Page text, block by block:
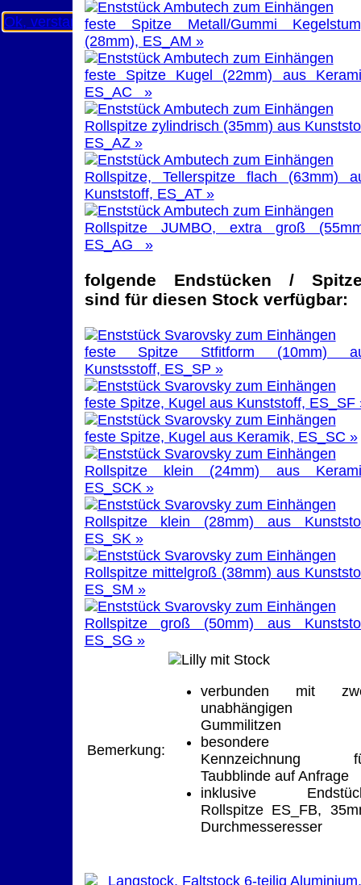
feste Spitze Metall/Gummi
(28mm), ES_AM »
feste Spitze Kugel (22mm) aus
ES_AC »
Rollspitze zylindrisch (35mm) aus
ES_AZ »
Rollspitze, Tellerspitze flach (63mm)
Kunststoff, ES_AT »
Rollspitze JUMBO, extra groß
ES_AG »
folgende Endstücken /
sind für diesen Stock verfügbar:
feste Spitze Stfitform (10mm)
Kunstsstoff, ES_SP »
feste Spitze, Kugel aus Kunststoff, ES_SF
feste Spitze, Kugel aus Keramik, ES_SC »
Rollspitze klein (24mm) aus
ES_SCK »
Rollspitze klein (28mm) aus
ES_SK »
Rollspitze mittelgroß (38mm) aus
ES_SM »
Rollspitze groß (50mm) aus
ES_SG »
Bemerkung:
verbunden mit
unabhängigen
Gummilitzen
besondere
Kennzeichnung
Taubblinde auf Anfrage
inklusive
Rollspitze ES_FB,
Durchmesseresser
Ok, verstanden Mehr Infos